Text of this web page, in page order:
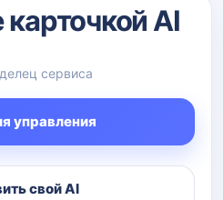
AI
сервиса
управления
свой AI